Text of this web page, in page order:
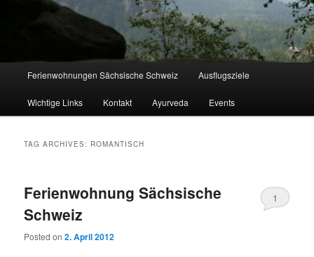
Skip to primary content
Skip to secondary content
Ferienwohnungen Sächsische Schweiz Ausflugsziele
Wichtige Links Kontakt Ayurveda Events
TAG ARCHIVES: ROMANTISCH
Ferienwohnung Sächsische
Schweiz
Posted on2. April 2012
1